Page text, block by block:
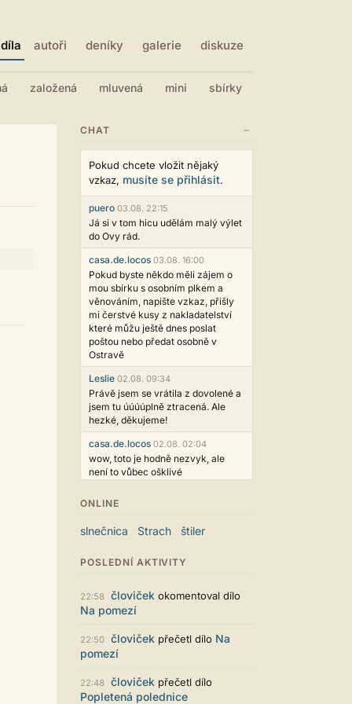
díla autoři deníky galerie diskuze
založená mluvená mini sbírky
CHAT −
Pokud chcete vložit nějaký
vzkaz, musíte se přihlásit.
puero 03.08. 22:15
Já si v tom hicu udělám malý výlet
do Ovy rád.
casa.de.locos 03.08. 16:00
Pokud byste někdo měli zájem o
mou sbírku s osobním plkem a
věnováním, napište vzkaz, přišly
mi čerstvé kusy z nakladatelství
které můžu ještě dnes poslat
poštou nebo předat osobně v
Ostravě
Leslie 02.08. 09:34
Právě jsem se vrátila z dovolené a
jsem tu úúúúplně ztracená. Ale
hezké, děkujeme!
casa.de.locos 02.08. 02:04
wow, toto je hodně nezvyk, ale
není to vůbec ošklivé
Už i počet přečtení jde vidět,
reklama co zasahovala do chatu je
myslím také už v pořádku,
Líbí se mi tmavá varianta nového
vzhledu. Na některých místech
jsou sice mezi prvky příliš velké
určitě to půjde upravit místním
stylem... Celkově je styl dobře
puero 29.07. 11:53
ONLINE
slnečnica Strach štiler
POSLEDNÍ AKTIVITY
22:58 človiček okomentoval dílo
Na pomezí
22:50 človiček přečetl dílo Na
pomezí
22:48 človiček přečetl dílo
Popletená polednice